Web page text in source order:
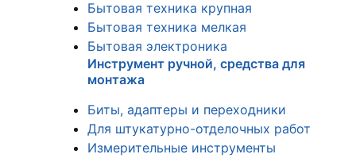
Бытовая техника крупная
Бытовая техника мелкая
Бытовая электроника
Инструмент ручной, средства для
монтажа
Биты, адаптеры и переходники
Для штукатурно-отделочных работ
Измерительные инструменты